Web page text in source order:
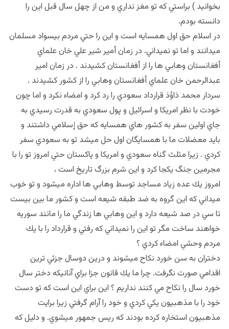
بخوانيد ) براستي كه تو مغز نداري و من از چهل سال قبل اين را
دانسته بودم.
در اسلام حق اول همسايه است و اين را حتي مردم بيسواد مسلمان
ميدانند و اما تو نميداني. در زمان أمير شير علي خان علماي
أفغانستان وهابي ها را از أفغانستان كشيدند . در زمان امير
عبدالرحمن خان علماي أفغانستان وهابي را از كشور كشيدند .
سردار محمد دَاوُدَ قرارداد سعودي را رد كرد و امضاء نكرد و اما چون
خودت با نظر امريكا و اسرائيل و پول سعودي به قدرت رسيدي به
جاي اولين سفر به كشور هاي همسايه كه حق إسلامي داشتند و
بايد معضلات ما با همسايگان اول حل ميشد تو به سعودي سفر
كردي . زيرا مثلث گناه سعودي و امريكا و پاكستان حتي امروز تو را با
مجرمين جنگ يكجا كرد و اين شرم بزرگ تاريخ است ،
امروز يك عده زياد مساجد توسط وهابي ها اداره ميشود و تو خوب
ميداني كه اين گروه به ضد طبقه شيعه است و كشور ما بين بيست
تا سي در صد شيعه دارد و اين وهابي ها زندگي ما را مانند سوريه
خواهند ساخت مگر تو اين را نميداني كه رفتي و قرارداد را با يك
مردم وحشي امضاء كردي ؟
دختران به سن خورد نكاح ميشوند و درين دوسال جزئي ترين
اقدامي صورت نگرفت. چرا ما يك قانون جزا براي آنانيكه دختر سال
خورد سال را نكاح مي كنند نداريم ؟ اين براي اين است كه تو دست
خود را با مذهبيون يكي كردي و خود را آرام گرفتي زيرا برايت
مذهبيون استخاره كرده بودند كه ريس جمهور ميشوي. و دليل كه